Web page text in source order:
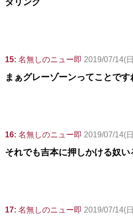
ダリング
15: 名無しのニュー即 2019/07/14(
まぁグレーゾーンってことで
16: 名無しのニュー即 2019/07/14(
それでも吉本に押しかける奴い
17: 名無しのニュー即 2019/07/14(